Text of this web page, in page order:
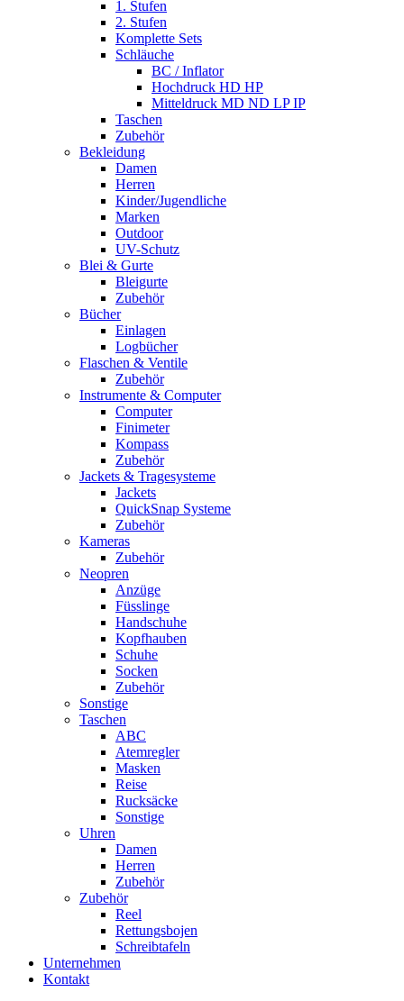
1. Stufen
2. Stufen
Komplette Sets
Schläuche
BC / Inflator
Hochdruck HD HP
Mitteldruck MD ND LP IP
Taschen
Zubehör
Bekleidung
Damen
Herren
Kinder/Jugendliche
Marken
Outdoor
UV-Schutz
Blei & Gurte
Bleigurte
Zubehör
Bücher
Einlagen
Logbücher
Flaschen & Ventile
Zubehör
Instrumente & Computer
Computer
Finimeter
Kompass
Zubehör
Jackets & Tragesysteme
Jackets
QuickSnap Systeme
Zubehör
Kameras
Zubehör
Neopren
Anzüge
Füsslinge
Handschuhe
Kopfhauben
Schuhe
Socken
Zubehör
Sonstige
Taschen
ABC
Atemregler
Masken
Reise
Rucksäcke
Sonstige
Uhren
Damen
Herren
Zubehör
Zubehör
Reel
Rettungsbojen
Schreibtafeln
Unternehmen
Kontakt